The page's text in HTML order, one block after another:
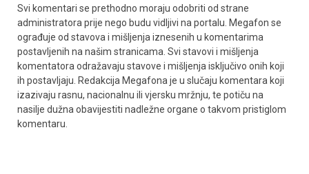
Svi komentari se prethodno moraju odobriti od strane
administratora prije nego budu vidljivi na portalu. Megafon se
ograđuje od stavova i mišljenja iznesenih u komentarima
postavljenih na našim stranicama. Svi stavovi i mišljenja
komentatora odražavaju stavove i mišljenja isključivo onih koji
ih postavljaju. Redakcija Megafona je u slučaju komentara koji
izazivaju rasnu, nacionalnu ili vjersku mržnju, te potiču na
nasilje dužna obavijestiti nadležne organe o takvom pristiglom
komentaru.